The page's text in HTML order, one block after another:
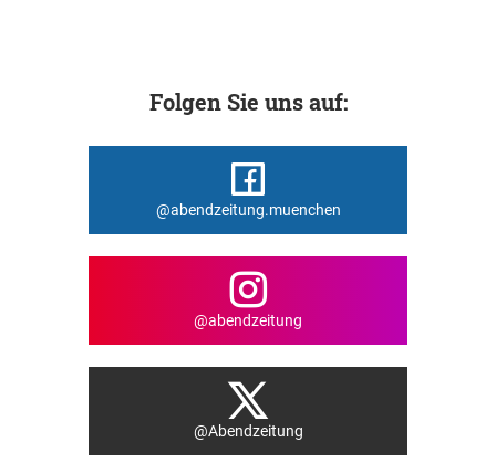
Folgen Sie uns auf:
@abendzeitung.muenchen
@abendzeitung
@Abendzeitung